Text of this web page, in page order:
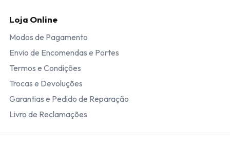
Loja Online
Modos de Pagamento
Envio de Encomendas e Portes
Termos e Condições
Trocas e Devoluções
Garantias e Pedido de Reparação
Livro de Reclamações